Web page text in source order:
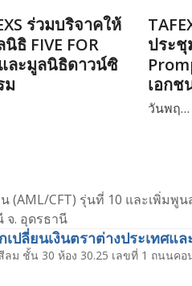
ร่วมบริจาคให้
ธิ FIVE FOR
ละมูลนิธิดาวน์ซิ
ม
ประชุ
เอกช
วันพฤ…
(AML/CFT) รุ่นที่ 10 และเพิ่มพู
จ. อุดรธานี
ปลี่ยนเงินตราต่างประเทศแล
ลม ชั้น 30 ห้อง 30.25 เลขที่ 1 ถนนค